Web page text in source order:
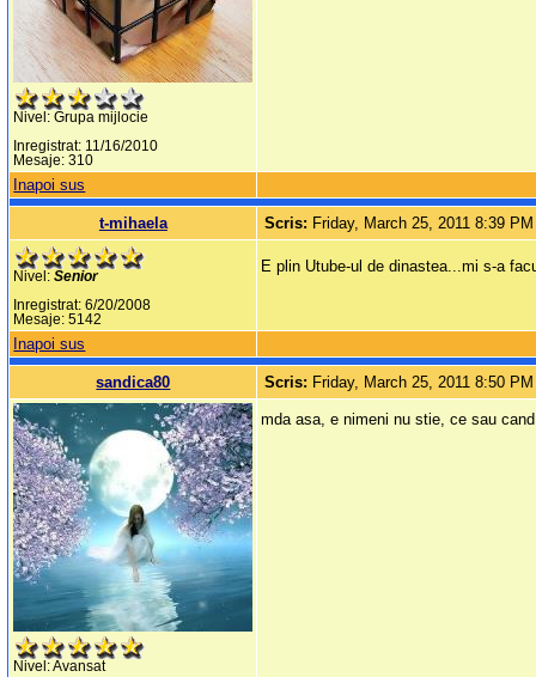
Nivel: Grupa mijlocie
Inregistrat: 11/16/2010
Mesaje: 310
Inapoi sus
t-mihaela Scris: Friday, March 25, 2011 8:39 PM
Nivel:Senior
Inregistrat: 6/20/2008
Mesaje: 5142
E plin Utube-ul de dinastea...mi s-a
Inapoi sus
sandica80 Scris: Friday, March 25, 2011 8:50 PM
Nivel: Avansat
mda asa, e nimeni nu stie, ce sau